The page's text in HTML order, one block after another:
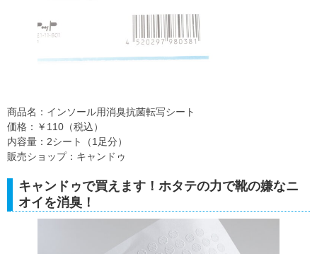
商品名：インソール用消臭抗菌転写シート
価格：￥110（税込）
内容量：2シート（1足分）
販売ショップ：キャンドゥ
キャンドゥで買えます！ホタテの力で靴の嫌なニ
オイを消臭！